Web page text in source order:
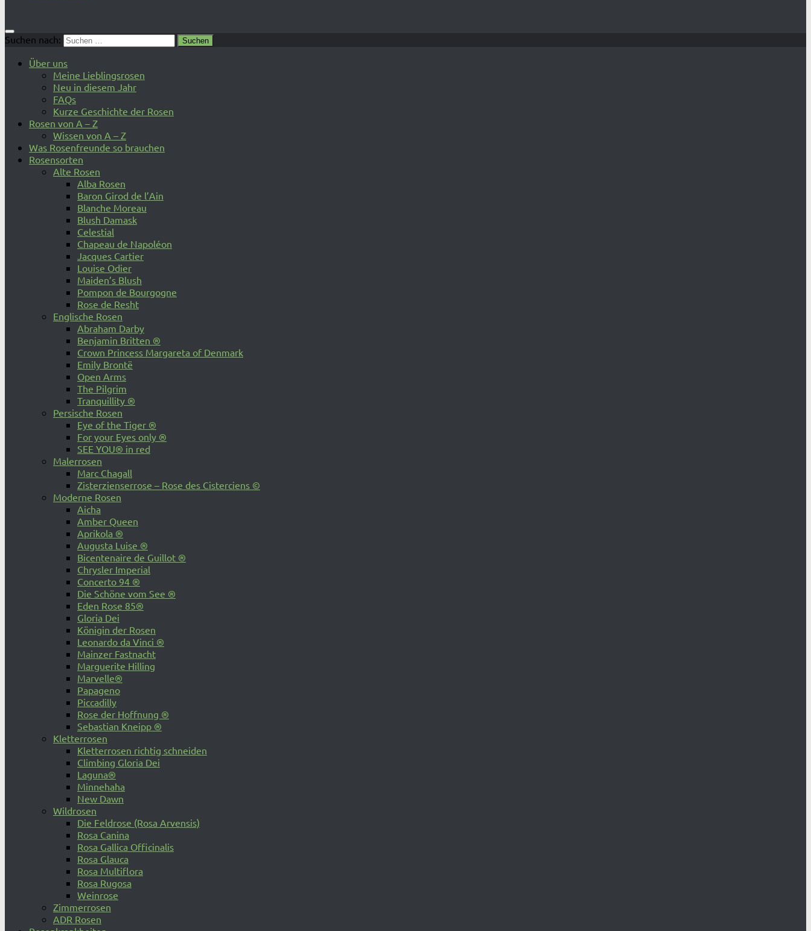
Suchen nach:
Über uns
Meine Lieblingsrosen
Neu in diesem Jahr
FAQs
Kurze Geschichte der Rosen
Rosen von A – Z
Wissen von A – Z
Was Rosenfreunde so brauchen
Rosensorten
Alte Rosen
Alba Rosen
Baron Girod de l’Ain
Blanche Moreau
Blush Damask
Celestial
Chapeau de Napoléon
Jacques Cartier
Louise Odier
Maiden’s Blush
Pompon de Bourgogne
Rose de Resht
Englische Rosen
Abraham Darby
Benjamin Britten ®
Crown Princess Margareta of Denmark
Emily Brontë
Open Arms
The Pilgrim
Tranquillity ®
Persische Rosen
Eye of the Tiger ®
For your Eyes only ®
SEE YOU® in red
Malerrosen
Marc Chagall
Zisterzienserrose – Rose des Cisterciens ©
Moderne Rosen
Aicha
Amber Queen
Aprikola ®
Augusta Luise ®
Bicentenaire de Guillot ®
Chrysler Imperial
Concerto 94 ®
Die Schöne vom See ®
Eden Rose 85®
Gloria Dei
Königin der Rosen
Leonardo da Vinci ®
Mainzer Fastnacht
Marguerite Hilling
Marvelle®
Papageno
Piccadilly
Rose der Hoffnung ®
Sebastian Kneipp ®
Kletterrosen
Kletterrosen richtig schneiden
Climbing Gloria Dei
Laguna®
Minnehaha
New Dawn
Wildrosen
Die Feldrose (Rosa Arvensis)
Rosa Canina
Rosa Gallica Officinalis
Rosa Glauca
Rosa Multiflora
Rosa Rugosa
Weinrose
Zimmerrosen
ADR Rosen